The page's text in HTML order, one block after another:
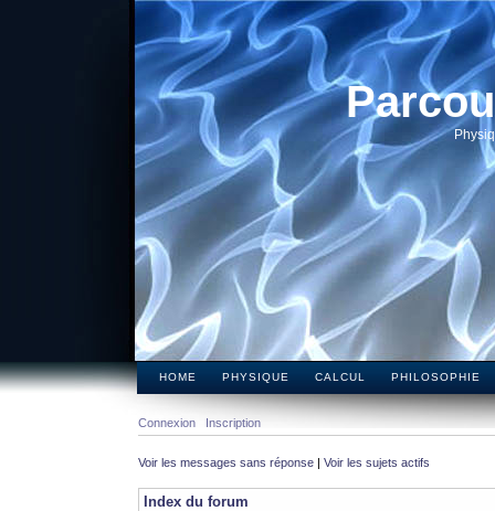
HOME PHYSIQUE CALCUL PHILOSOPHIE
Connexion Inscription
Voir les messages sans réponse | Voir les sujets actifs
Index du forum